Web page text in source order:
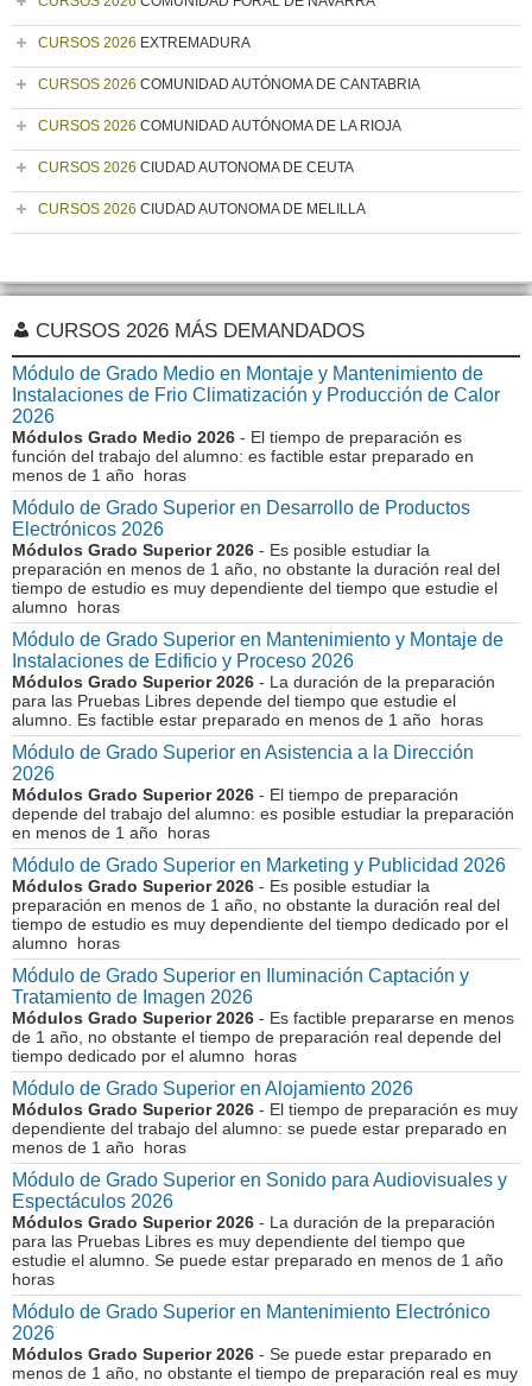
CURSOS 2026 EXTREMADURA
CURSOS 2026 COMUNIDAD AUTÓNOMA DE CANTABRIA
CURSOS 2026 COMUNIDAD AUTÓNOMA DE LA RIOJA
CURSOS 2026 CIUDAD AUTONOMA DE CEUTA
CURSOS 2026 CIUDAD AUTONOMA DE MELILLA
CURSOS 2026 MÁS DEMANDADOS
Módulo de Grado Medio en Montaje y Mantenimiento de
Instalaciones de Frio Climatización y Producción de Calor
2026
Módulos Grado Medio 2026 - El tiempo de preparación es
función del trabajo del alumno: es factible estar preparado en
menos de 1 año horas
Módulo de Grado Superior en Desarrollo de Productos
Electrónicos 2026
Módulos Grado Superior 2026 - Es posible estudiar la
preparación en menos de 1 año, no obstante la duración real del
tiempo de estudio es muy dependiente del tiempo que estudie el
alumno horas
Módulo de Grado Superior en Mantenimiento y Montaje de
Instalaciones de Edificio y Proceso 2026
Módulos Grado Superior 2026 - La duración de la preparación
para las Pruebas Libres depende del tiempo que estudie el
alumno. Es factible estar preparado en menos de 1 año horas
Módulo de Grado Superior en Asistencia a la Dirección
2026
Módulos Grado Superior 2026 - El tiempo de preparación
depende del trabajo del alumno: es posible estudiar la preparación
en menos de 1 año horas
Módulo de Grado Superior en Marketing y Publicidad 2026
Módulos Grado Superior 2026 - Es posible estudiar la
preparación en menos de 1 año, no obstante la duración real del
tiempo de estudio es muy dependiente del tiempo dedicado por el
alumno horas
Módulo de Grado Superior en Iluminación Captación y
Tratamiento de Imagen 2026
Módulos Grado Superior 2026 - Es factible prepararse en menos
de 1 año, no obstante el tiempo de preparación real depende del
tiempo dedicado por el alumno horas
Módulo de Grado Superior en Alojamiento 2026
Módulos Grado Superior 2026 - El tiempo de preparación es muy
dependiente del trabajo del alumno: se puede estar preparado en
menos de 1 año horas
Módulo de Grado Superior en Sonido para Audiovisuales y
Espectáculos 2026
Módulos Grado Superior 2026 - La duración de la preparación
para las Pruebas Libres es muy dependiente del tiempo que
estudie el alumno. Se puede estar preparado en menos de 1 año
horas
Módulo de Grado Superior en Mantenimiento Electrónico
2026
Módulos Grado Superior 2026 - Se puede estar preparado en
menos de 1 año, no obstante el tiempo de preparación real es muy